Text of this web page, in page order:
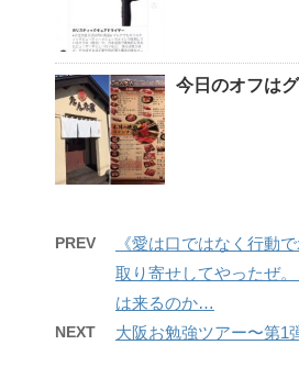
今日のオフは
PREV
《愛は口ではなく行動
取り寄せしてやったぜ
は来るのか…
NEXT 大阪お勉強ツアー〜第1